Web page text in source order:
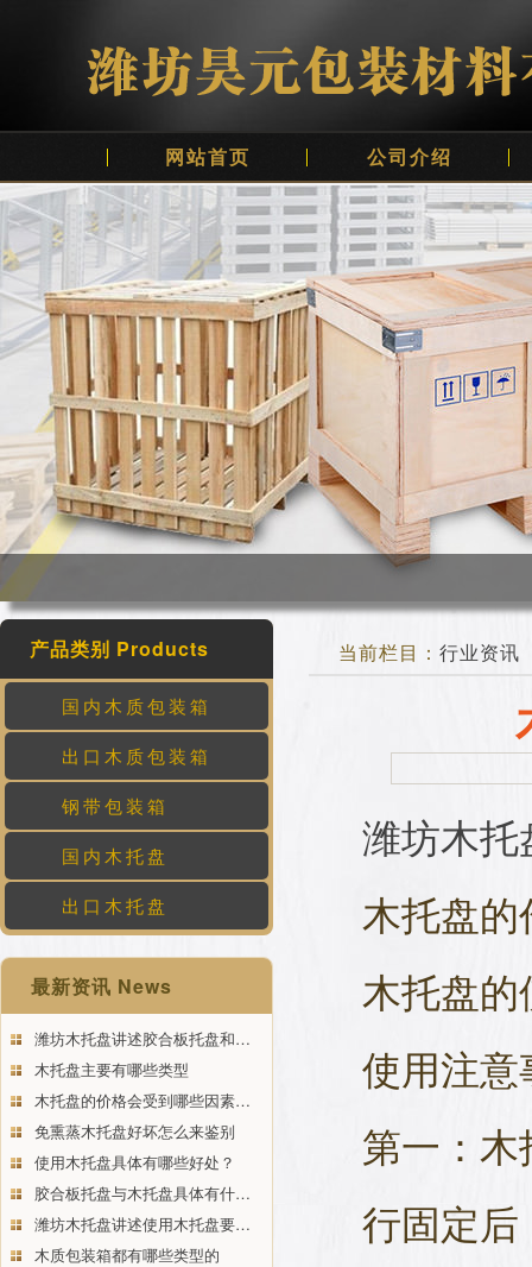
网站首页 公司介绍
产品类别 Products
国内木质包装箱
出口木质包装箱
钢带包装箱
国内木托盘
出口木托盘
最新资讯 News
潍坊木托盘讲述胶合板托盘和…
木托盘主要有哪些类型
木托盘的价格会受到哪些因素…
免熏蒸木托盘好坏怎么来鉴别
使用木托盘具体有哪些好处？
胶合板托盘与木托盘具体有什…
潍坊木托盘讲述使用木托盘要…
木质包装箱都有哪些类型的
当前栏目： 行业资讯
潍坊木托
木托盘
木托盘
使用注意
第一：
行固定